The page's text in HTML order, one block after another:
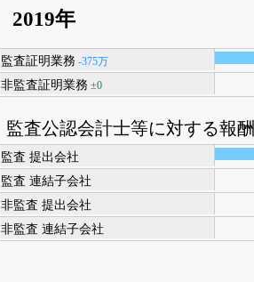
2019年
監査証明業務-375万
非監査証明業務±0
監査公認会計士等に対する報酬
監査 提出会社
監査 連結子会社
非監査 提出会社
非監査 連結子会社